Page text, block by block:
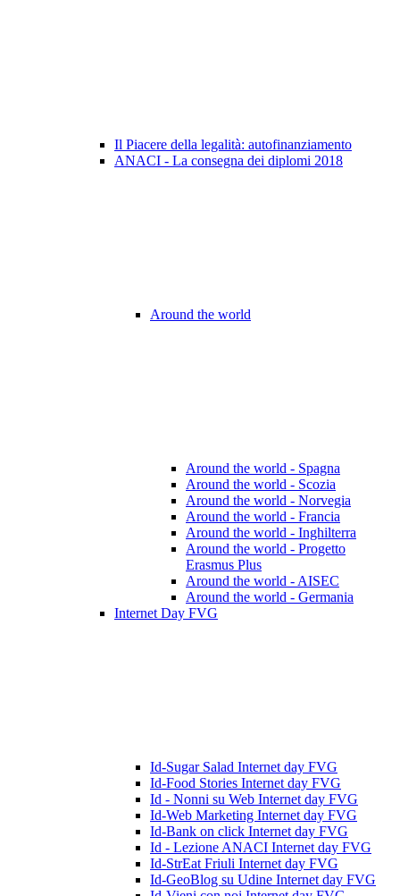
Il Piacere della legalità: autofinanziamento
ANACI - La consegna dei diplomi 2018
Around the world
Around the world - Spagna
Around the world - Scozia
Around the world - Norvegia
Around the world - Francia
Around the world - Inghilterra
Around the world - Progetto
Erasmus Plus
Around the world - AISEC
Around the world - Germania
Internet Day FVG
Id-Sugar Salad Internet day FVG
Id-Food Stories Internet day FVG
Id - Nonni su Web Internet day FVG
Id-Web Marketing Internet day FVG
Id-Bank on click Internet day FVG
Id - Lezione ANACI Internet day FVG
Id-StrEat Friuli Internet day FVG
Id-GeoBlog su Udine Internet day FVG